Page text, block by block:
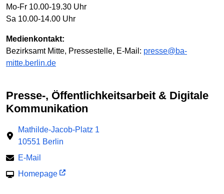
Mo-Fr 10.00-19.30 Uhr
Sa 10.00-14.00 Uhr
Medienkontakt:
Bezirksamt Mitte, Pressestelle, E-Mail: presse@ba-
mitte.berlin.de
Presse-, Öffentlichkeitsarbeit & Digitale
Kommunikation
Mathilde-Jacob-Platz 1
10551 Berlin
E-Mail
Homepage